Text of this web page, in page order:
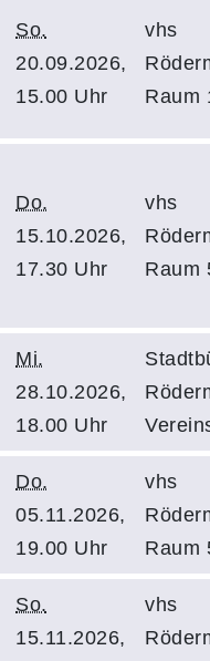
So.
20.09.2026,
15.00 Uhr
vhs
Raum
Do.
15.10.2026,
17.30 Uhr
vhs
Raum
Mi.
28.10.2026,
18.00 Uhr
Do.
05.11.2026,
19.00 Uhr
vhs
Raum
So.
15.11.2026,
vhs